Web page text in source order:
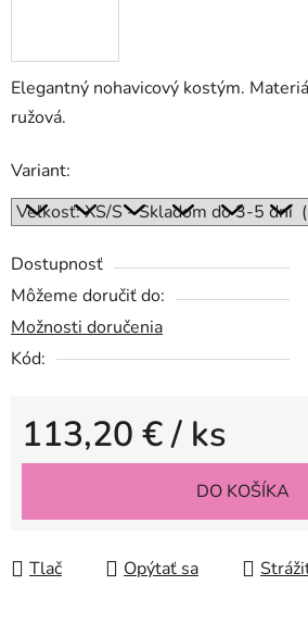
Elegantný nohavicový kostým.
ružová.
Variant:
Dostupnosť
Môžeme doručiť do:
Možnosti doručenia
Kód:
113,20 €/ ks
Jednotková cena:
DO KOŠÍKA
Tlač Opýtať sa